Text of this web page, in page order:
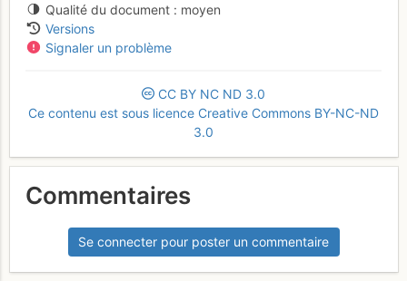
Qualité du document
moyen
Versions
Signaler un problème
CC BY NC ND 3.0
Ce contenu est sous licence Creative Commons BY-NC-ND
3.0
Commentaires
Se connecter pour poster un commentaire